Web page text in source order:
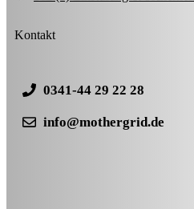
Kontakt
0341-44 29 22 28
info@mothergrid.de